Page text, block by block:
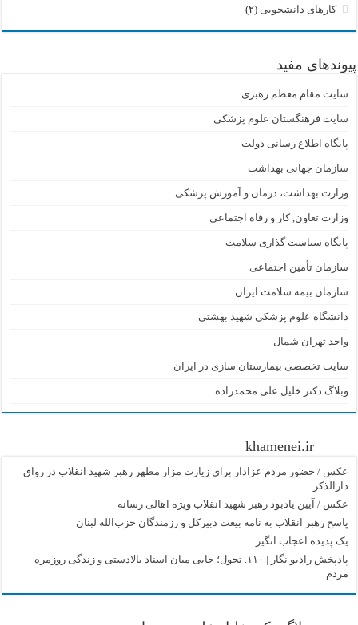
کارهای دانشجویی (۲)
پیوندهای مفید
سایت مقام معظم رهبری
سایت فرهنگستان علوم پزشکی
پایگاه اطلاع رسانی دولت
سازمان جهانی بهداشت
وزارت بهداشت، درمان و آموزش پزشکی
وزارت تعاون, کار و رفاه اجتماعی
پایگاه سیاست گذاری سلامت
سازمان تأمین اجتماعی
سازمان بیمه سلامت ایران
دانشگاه علوم پزشکی شهید بهشتی
واحد تهران شمال
سایت تخصصی بیمارستان سازی در ایران
وبلاگ دکتر خلیل علی محمدزاده
khamenei.ir
عکس / حضور مردم عزادار برای زیارت مزار مطهر رهبر شهید انقلاب در رواق
دارالذکر
عکس / آیین یادبود رهبر شهید انقلاب ویژه اهالی رسانه
پاسخ رهبر انقلاب به نامه بیعت دبیرکل و رزمندگان حزب‌الله لبنان
یک پدیده اعجاب انگیز
پادپخش رادیو نگار | ۱۱۰. تحول؛ جایی میان اسناد بالادستی و زندگی روزمره
مردم